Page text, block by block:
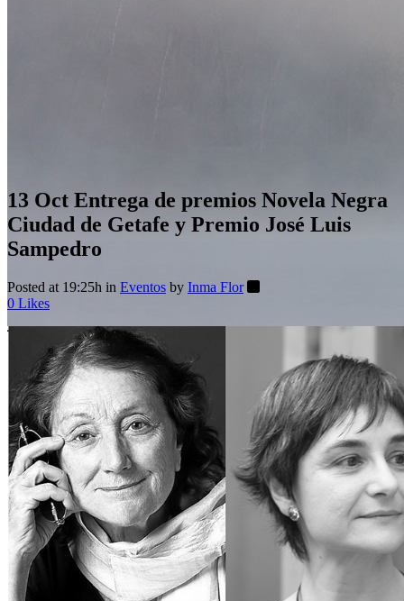
13 Oct Entrega de premios Novela Negra
Ciudad de Getafe y Premio José Luis
Sampedro
Posted at 19:25h in Eventos by Inma Flor
0 Likes